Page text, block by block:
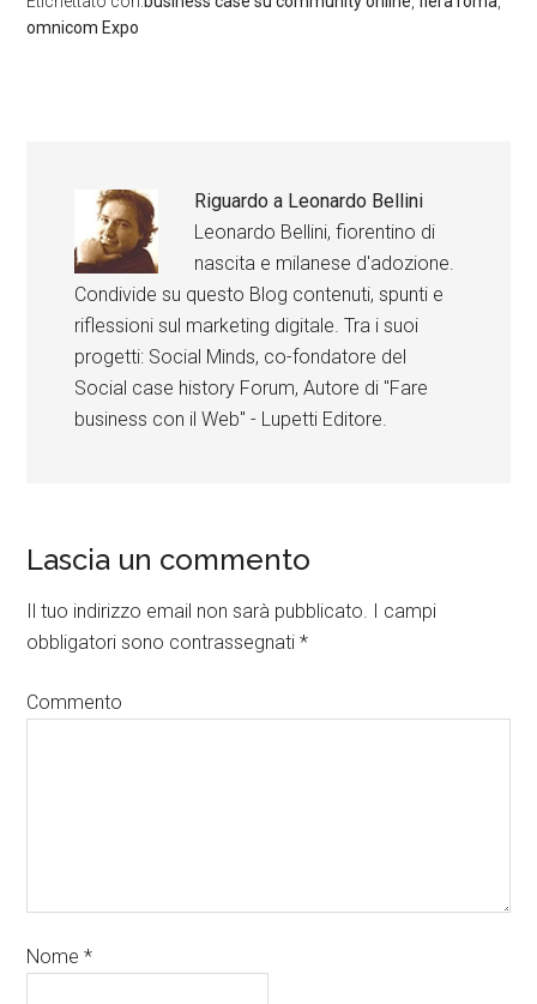
omnicom Expo
Riguardo a Leonardo Bellini
Leonardo Bellini, fiorentino di
nascita e milanese d'adozione.
Condivide su questo Blog contenuti, spunti e
riflessioni sul marketing digitale. Tra i suoi
progetti: Social Minds, co-fondatore del
Social case history Forum, Autore di "Fare
business con il Web" - Lupetti Editore.
Lascia un commento
Il tuo indirizzo email non sarà pubblicato. I campi
obbligatori sono contrassegnati*
Commento
Nome*